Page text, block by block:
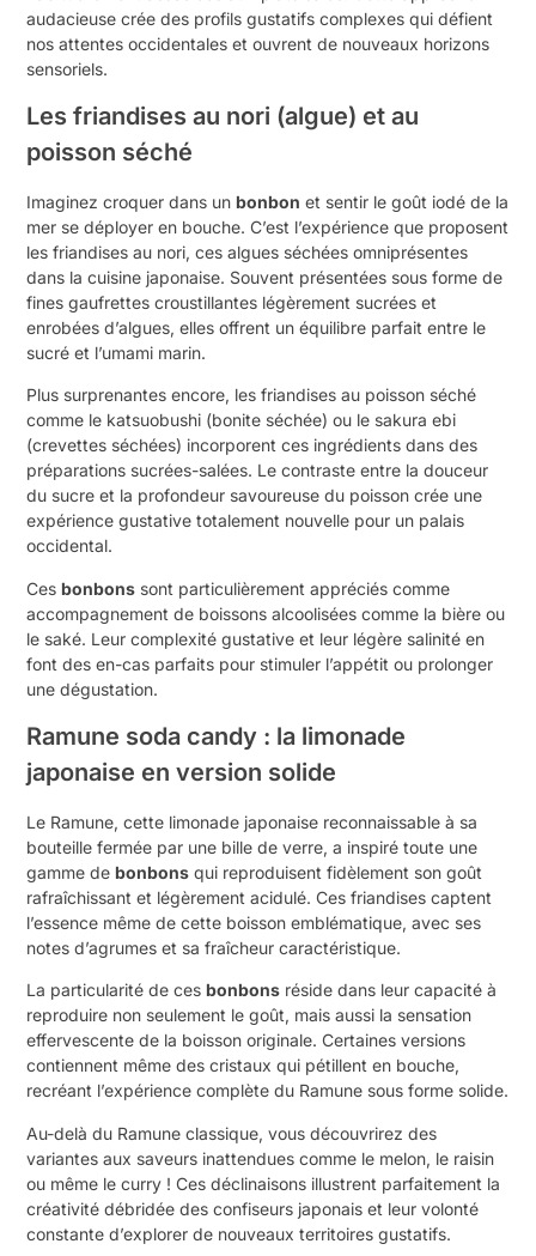
audacieuse crée des profils gustatifs complexes qui défient
nos attentes occidentales et ouvrent de nouveaux horizons
sensoriels.
Les friandises au nori (algue) et au
poisson séché
Imaginez croquer dans unbonbon et sentir le goût iodé de la
mer se déployer en bouche. C’est l’expérience que proposent
les friandises au nori, ces algues séchées omniprésentes
dans la cuisine japonaise. Souvent présentées sous forme de
fines gaufrettes croustillantes légèrement sucrées et
enrobées d’algues, elles offrent un équilibre parfait entre le
sucré et l’umami marin.
Plus surprenantes encore, les friandises au poisson séché
comme le katsuobushi (bonite séchée) ou le sakura ebi
(crevettes séchées) incorporent ces ingrédients dans des
préparations sucrées-salées. Le contraste entre la douceur
du sucre et la profondeur savoureuse du poisson crée une
expérience gustative totalement nouvelle pour un palais
occidental.
Cesbonbons sont particulièrement appréciés comme
accompagnement de boissons alcoolisées comme la bière ou
le saké. Leur complexité gustative et leur légère salinité en
font des en-cas parfaits pour stimuler l’appétit ou prolonger
une dégustation.
Ramune soda candy : la limonade
japonaise en version solide
Le Ramune, cette limonade japonaise reconnaissable à sa
bouteille fermée par une bille de verre, a inspiré toute une
gamme debonbons qui reproduisent fidèlement son goût
rafraîchissant et légèrement acidulé. Ces friandises captent
l’essence même de cette boisson emblématique, avec ses
notes d’agrumes et sa fraîcheur caractéristique.
La particularité de ces bonbons réside dans leur capacité à
reproduire non seulement le goût, mais aussi la sensation
effervescente de la boisson originale. Certaines versions
contiennent même des cristaux qui pétillent en bouche,
recréant l’expérience complète du Ramune sous forme solide.
Au-delà du Ramune classique, vous découvrirez des
variantes aux saveurs inattendues comme le melon, le raisin
ou même le curry ! Ces déclinaisons illustrent parfaitement la
créativité débridée des confiseurs japonais et leur volonté
constante d’explorer de nouveaux territoires gustatifs.